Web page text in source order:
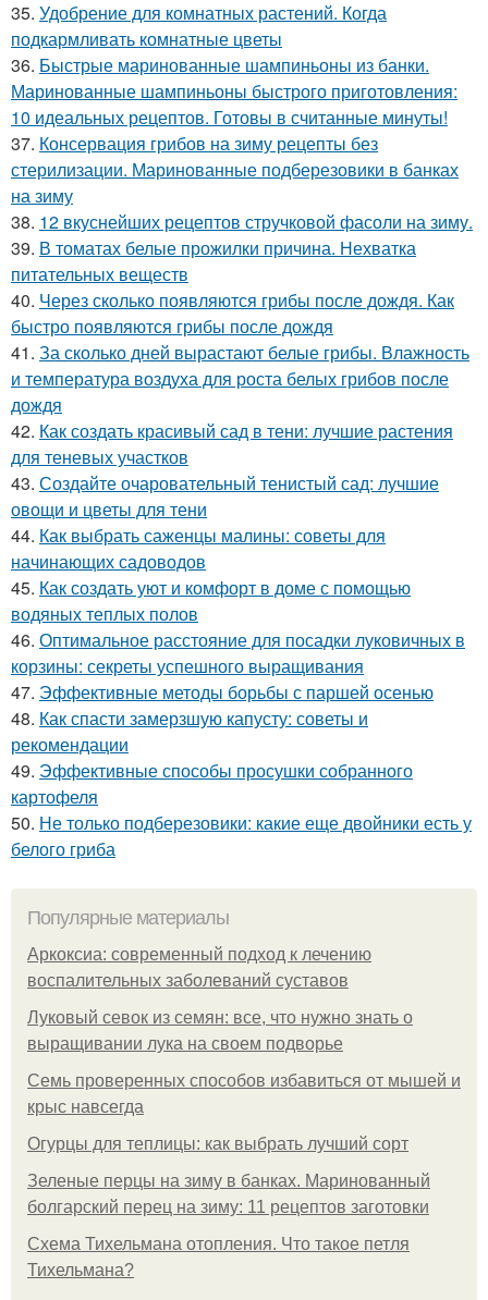
35. Удобрение для комнатных растений. Когда
подкармливать комнатные цветы
36. Быстрые маринованные шампиньоны из банки.
Маринованные шампиньоны быстрого приготовления:
10 идеальных рецептов. Готовы в считанные минуты!
37. Консервация грибов на зиму рецепты без
стерилизации. Маринованные подберезовики в банках
на зиму
38. 12 вкуснейших рецептов стручковой фасоли на зиму.
39. В томатах белые прожилки причина. Нехватка
питательных веществ
40. Через сколько появляются грибы после дождя. Как
быстро появляются грибы после дождя
41. За сколько дней вырастают белые грибы. Влажность
и температура воздуха для роста белых грибов после
дождя
42. Как создать красивый сад в тени: лучшие растения
для теневых участков
43. Создайте очаровательный тенистый сад: лучшие
овощи и цветы для тени
44. Как выбрать саженцы малины: советы для
начинающих садоводов
45. Как создать уют и комфорт в доме с помощью
водяных теплых полов
46. Оптимальное расстояние для посадки луковичных в
корзины: секреты успешного выращивания
47. Эффективные методы борьбы с паршей осенью
48. Как спасти замерзшую капусту: советы и
рекомендации
49. Эффективные способы просушки собранного
картофеля
50. Не только подберезовики: какие еще двойники есть у
белого гриба
Популярные материалы
Аркоксиа: современный подход к лечению
воспалительных заболеваний суставов
Луковый севок из семян: все, что нужно знать о
выращивании лука на своем подворье
Семь проверенных способов избавиться от мышей и
крыс навсегда
Огурцы для теплицы: как выбрать лучший сорт
Зеленые перцы на зиму в банках. Маринованный
болгарский перец на зиму: 11 рецептов заготовки
Схема Тихельмана отопления. Что такое петля
Тихельмана?